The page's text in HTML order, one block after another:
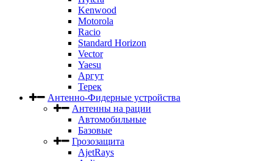
Kenwood
Motorola
Racio
Standard Horizon
Vector
Yaesu
Аргут
Терек
Антенно-Фидерные устройства
Антенны на рации
Автомобильные
Базовые
Грозозащита
AjetRays